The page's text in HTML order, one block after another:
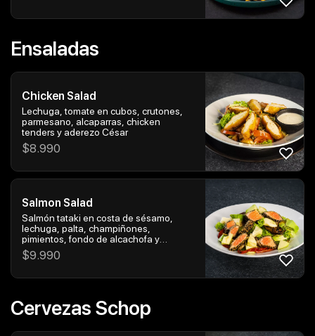
Ensaladas
Chicken Salad
Lechuga, tomate en cubos, crutones,
parmesano, alcaparras, chicken
tenders y aderezo César
$8.990
Salmon Salad
Salmón tataki en costa de sésamo,
lechuga, palta, champiñones,
pimientos, fondo de alcachofa y
aderezo de soya dulce
$9.990
Cervezas Schop